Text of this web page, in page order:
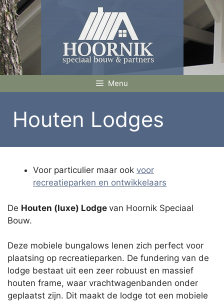
Ga
naar
de
inhoud
Menu
Houten Lodges
Voor particulier maar ook voor
recreatieparken en ontwikkelaars
De Houten (luxe) Lodge van Hoornik Speciaal
Bouw.
Deze mobiele bungalows lenen zich perfect voor
plaatsing op recreatieparken. De fundering van de
lodge bestaat uit een zeer robuust en massief
houten frame, waar vrachtwagenbanden onder
geplaatst zijn. Dit maakt de lodge tot een mobiele